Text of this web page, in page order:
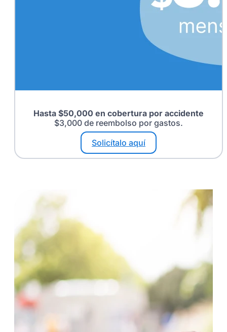
Hasta $50,000 en cobertura por accidente
$3,000 de reembolso por gastos.
Solicítalo aquí